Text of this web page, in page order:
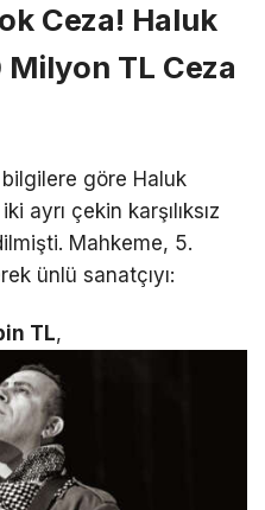
Ceza! Haluk
TL Ceza
bilgilere göre Haluk
ayrı çekin karşılıksız
Mahkeme, 5.
ünlü sanatçıyı:
TL,